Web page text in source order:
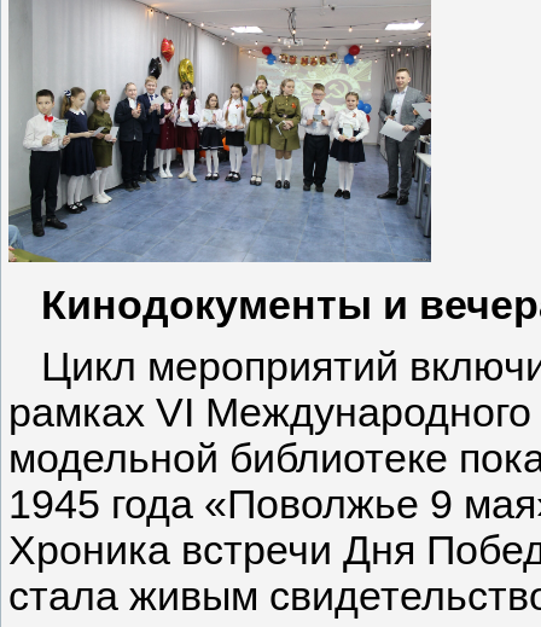
Кинодокументы и
Цикл мероприятий
рамках VI
модельной библиотеке
1945 года «Поволжье 9
Хроника встречи Дня
стала живым